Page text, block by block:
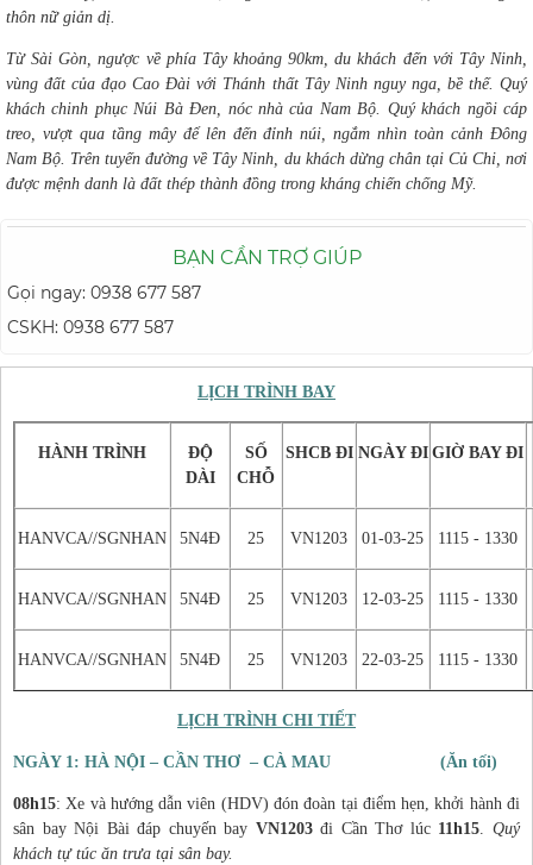
thôn nữ giản dị.
Từ Sài Gòn, ngược về phía Tây khoảng 90km, du khách đến với Tây Ninh,
vùng đất của đạo Cao Đài với Thánh thất Tây Ninh nguy nga, bề thế. Quý
khách chinh phục Núi Bà Đen, nóc nhà của Nam Bộ. Quý khách ngồi cáp
treo, vượt qua tầng mây để lên đến đỉnh núi, ngắm nhìn toàn cảnh Đông
Nam Bộ. Trên tuyến đường về Tây Ninh, du khách dừng chân tại Củ Chi, nơi
được mệnh danh là đất thép thành đồng trong kháng chiến chống Mỹ.
BẠN CẦN TRỢ GIÚP
Gọi ngay: 0938 677 587
CSKH: 0938 677 587
LỊCH TRÌNH BAY
HÀNH TRÌNH
ĐỘ
DÀI
SỐ
CHỖ
SHCB ĐI NGÀY ĐI GIỜ BAY ĐI
HANVCA//SGNHAN 5N4Đ 25 VN1203 01-03-25 1115 - 1330
HANVCA//SGNHAN 5N4Đ 25 VN1203 12-03-25 1115 - 1330
HANVCA//SGNHAN 5N4Đ 25 VN1203 22-03-25 1115 - 1330
LỊCH TRÌNH CHI TIẾT
NGÀY 1: HÀ NỘI – CẦN THƠ – CÀ MAU (Ăn tối)
08h15: Xe và hướng dẫn viên (HDV) đón đoàn tại điểm hẹn, khởi hành đi
sân bay Nội Bài đáp chuyến bay VN1203đi Cần Thơ lúc 11h15.Quý
khách tự túc ăn trưa tại sân bay.